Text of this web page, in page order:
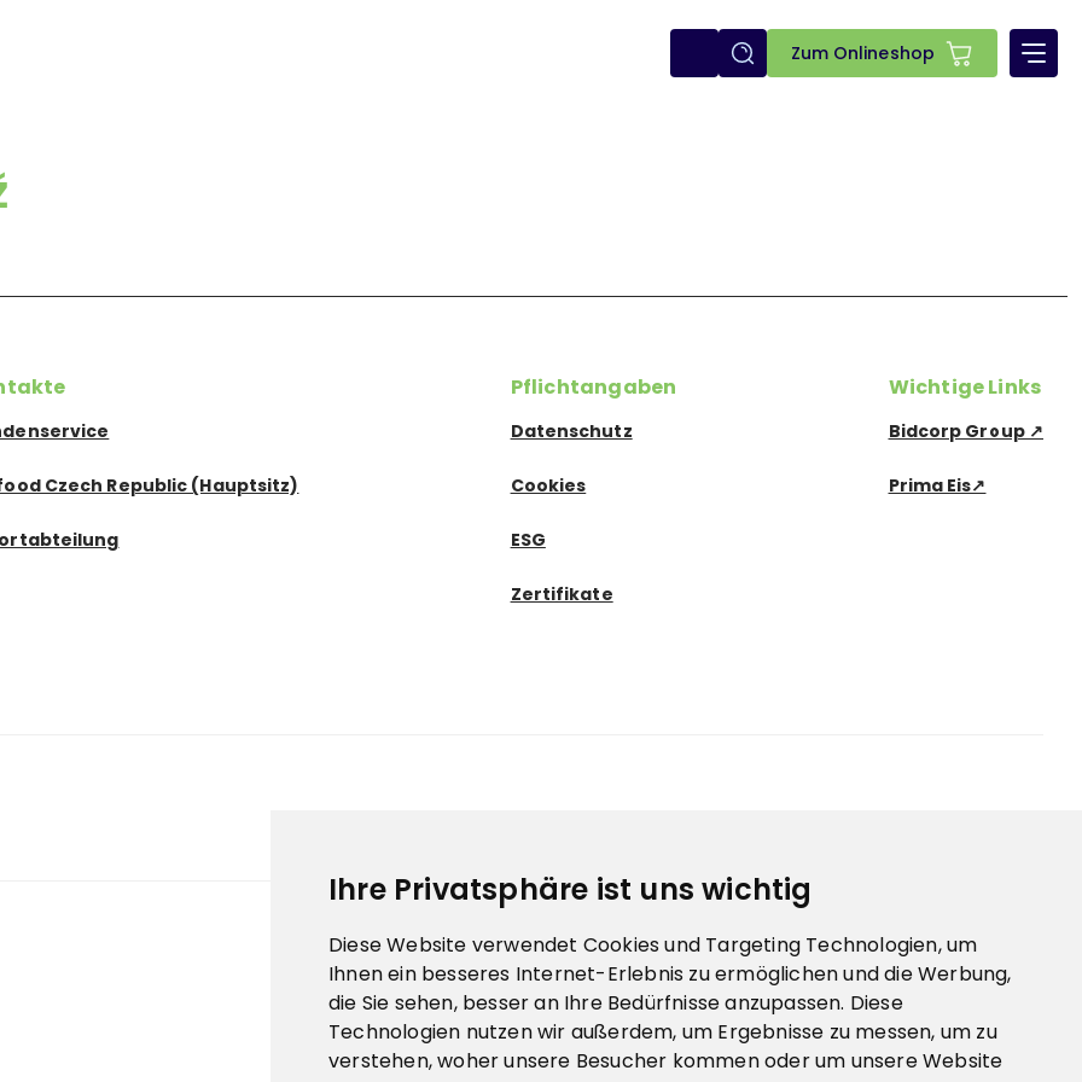
Ihre Privatsphäre ist uns wichtig
Diese Website verwendet Cookies und Targeting Technologien, um
Ihnen ein besseres Internet-Erlebnis zu ermöglichen und die Werbung,
die Sie sehen, besser an Ihre Bedürfnisse anzupassen. Diese
Technologien nutzen wir außerdem, um Ergebnisse zu messen, um zu
verstehen, woher unsere Besucher kommen oder um unsere Website
E-
Zum Onlineshop
Czech Republic (Hauptsitz)
Pflichtangaben
Datenschutz
Cookies
ESG
Zertifikate
Wichtige Links
Bidcorp Group ↗
Prima Eis↗